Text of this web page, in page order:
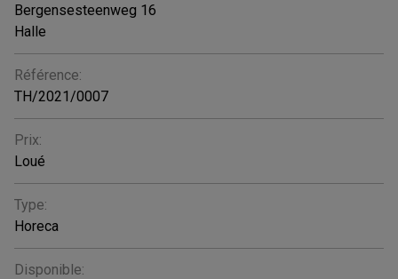
Bergensesteenweg 16
Halle
Référence:
TH/2021/0007
Prix:
Loué
Type:
Horeca
Disponible: